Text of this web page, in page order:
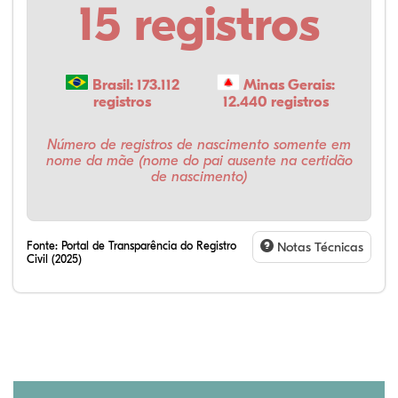
15 registros
Brasil: 173.112
registros
Minas Gerais:
12.440 registros
Número de registros de nascimento somente em
nome da mãe (nome do pai ausente na certidão
de nascimento)
Fonte: Portal de Transparência do Registro
Civil (2025)
Notas Técnicas